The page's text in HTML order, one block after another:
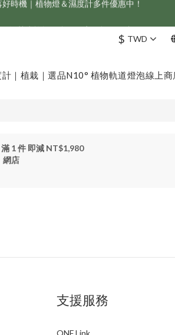
智慧水族燈，會員獨享 9 折，現省 NT$1,500
$ TWD
｜植栽｜選品N10° 植物軌道燈泡線上商
1 件 即減 NT$1,980
網店
支援服務
ONF Link